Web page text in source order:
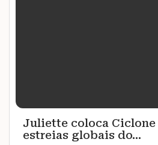
Juliette coloca Ciclone
estreias globais do...